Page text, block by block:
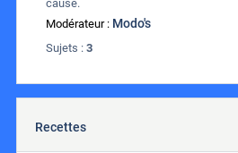
cause.
Modérateur : Modo's
Sujets : 3
Recettes